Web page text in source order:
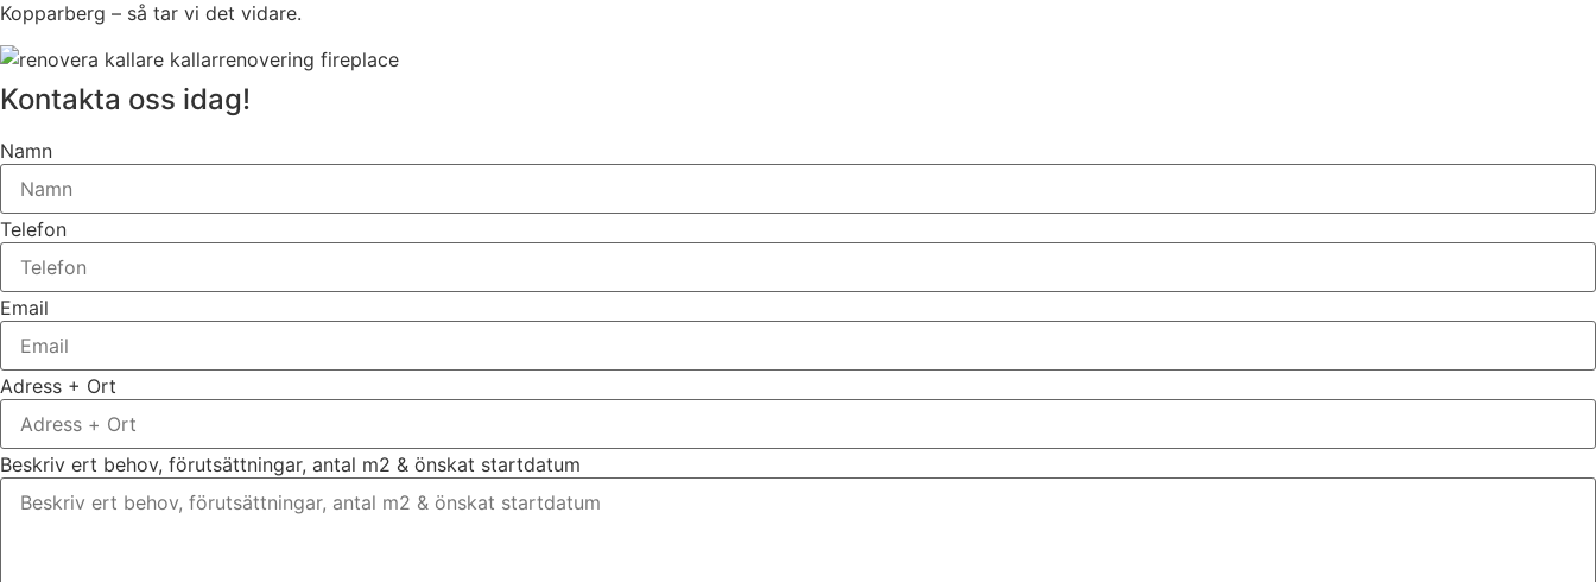
Kopparberg – så tar vi det vidare.
Kontakta oss idag!
Namn
Telefon
Email
Adress + Ort
Beskriv ert behov, förutsättningar, antal m2 & önskat startdatum